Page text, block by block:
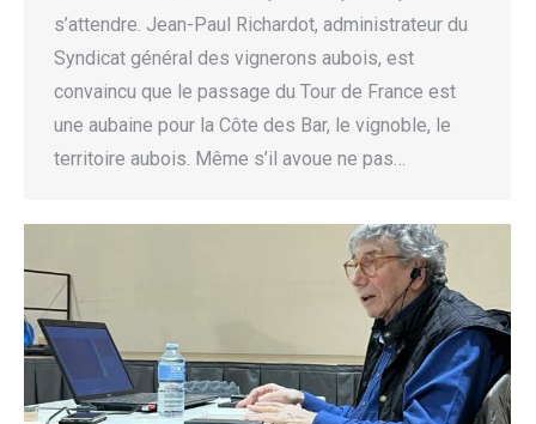
s’attendre. Jean-Paul Richardot, administrateur du
Syndicat général des vignerons aubois, est
convaincu que le passage du Tour de France est
une aubaine pour la Côte des Bar, le vignoble, le
territoire aubois. Même s’il avoue ne pas…